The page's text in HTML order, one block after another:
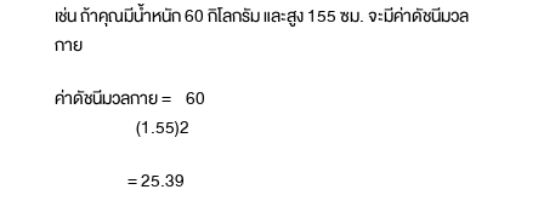
เช่น ถ้าคุณมีน้ำหนัก 60 กิโลกรัม และสูง 155 ซม. จะมีค่าดัชนีมวล
กาย
ค่าดัชนีมวลกาย = 60
(1.55)2
= 25.39